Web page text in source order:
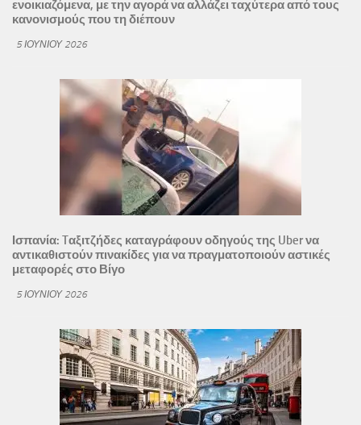
ενοικιαζόμενα, με την αγορά να αλλάζει ταχύτερα από τους
κανονισμούς που τη διέπουν
5 ΙΟΥΝΊΟΥ 2026
Ισπανία: Tαξιτζήδες καταγράφουν οδηγούς της Uber να
αντικαθιστούν πινακίδες για να πραγματοποιούν αστικές
μεταφορές στο Βίγο
5 ΙΟΥΝΊΟΥ 2026